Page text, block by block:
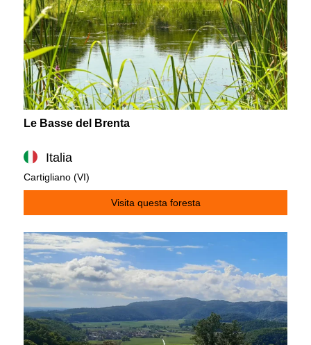
Le Basse del Brenta
Italia
Cartigliano (VI)
Visita questa foresta